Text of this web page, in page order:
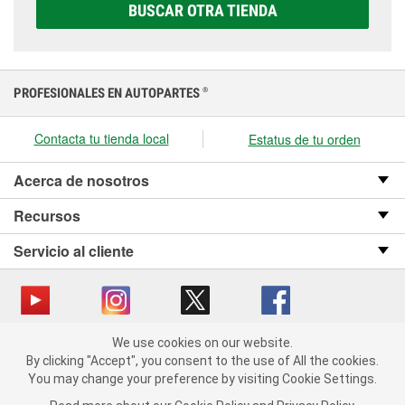
BUSCAR OTRA TIENDA
We use cookies on our website. By clicking "Accept", you consent
to the use of All the cookies.
You may change your preference by visiting Cookie Settings.
PROFESIONALES EN AUTOPARTES ®
Contacta tu tienda local Estatus de tu orden
Acerca de nosotros
Recursos
Servicio al cliente
Copyright © 2008-2026 O’Reilly Auto Parts v OST_3.2.0.0.729 (3) cv1361
catalog_main
Política de privacidad
Ley de transparencia en las cadenas de suministro
We use cookies on our website.
By clicking "Accept", you consent to the use of All the cookies.
You may change your preference by visiting Cookie Settings.